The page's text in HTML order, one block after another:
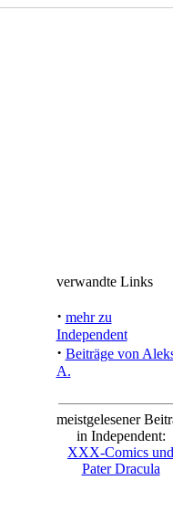
verwandte Links
· mehr zu
Independent
· Beiträge von
A.
meistgelesener
in Independent:
XXX-Comics und
Pater Dracula